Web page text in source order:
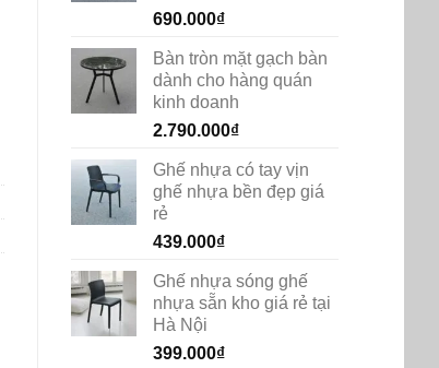
690.000₫
Bàn tròn mặt gạch bàn
dành cho hàng quán
kinh doanh
2.790.000₫
Ghế nhựa có tay vịn
ghế nhựa bền đẹp giá
rẻ
439.000₫
Ghế nhựa sóng ghế
nhựa sẵn kho giá rẻ tại
Hà Nội
399.000₫